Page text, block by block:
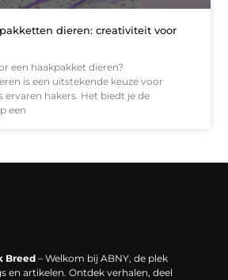
dieren: creativiteit voor
een haakpakket dieren?
is een uitstekende keuze voor
ervaren hakers. Het biedt je de
een
Breed – Welkom bij ABNY, de plek
en artikelen. Ontdek verhalen, deel